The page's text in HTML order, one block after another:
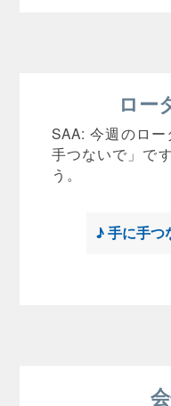
ロー
SAA: 今週のロ
手つないで」で
う。
♪ 手に手つ